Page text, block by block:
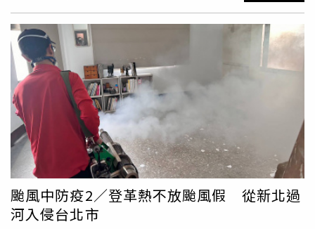
査，請民眾勿以身試法。衛生局長陳潤秋指出，目前新北本
土登革熱病例主要為9月於中和景新公園、三介廟、新店天
山公園及周邊山區活動而感染。由於山區是蚊子的天然孳生
源，市府團隊已於該區域設立管制區，持續安排員警、區公
所加強巡邏，提醒民眾不可進入管制區，如發現擅闖將依傳
染病防治法最高處30萬元罰鍰。同時也在周邊社區設立警示
牌，提醒民眾要做好穿著淺色長袖衣褲、身體裸露部位塗抹
政府主管機關核可的防蚊藥劑（蚊蟲忌避劑）等防蚊措施以
防範登革熱。陳潤秋強調，從發現本土登革熱病例起，市府
團隊即刻積極進行各項防治作為，也請民眾務必配合相關防
治工作，與政府共同對抗登革熱。
颱風中防疫2／登革熱不放颱風假 從新北過
河入侵台北市